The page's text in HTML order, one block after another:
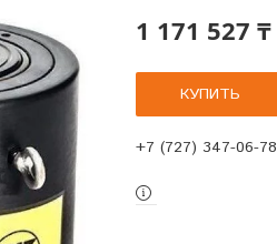
1 171 527 ₸
КУПИТЬ
+7 (727) 347-06-78